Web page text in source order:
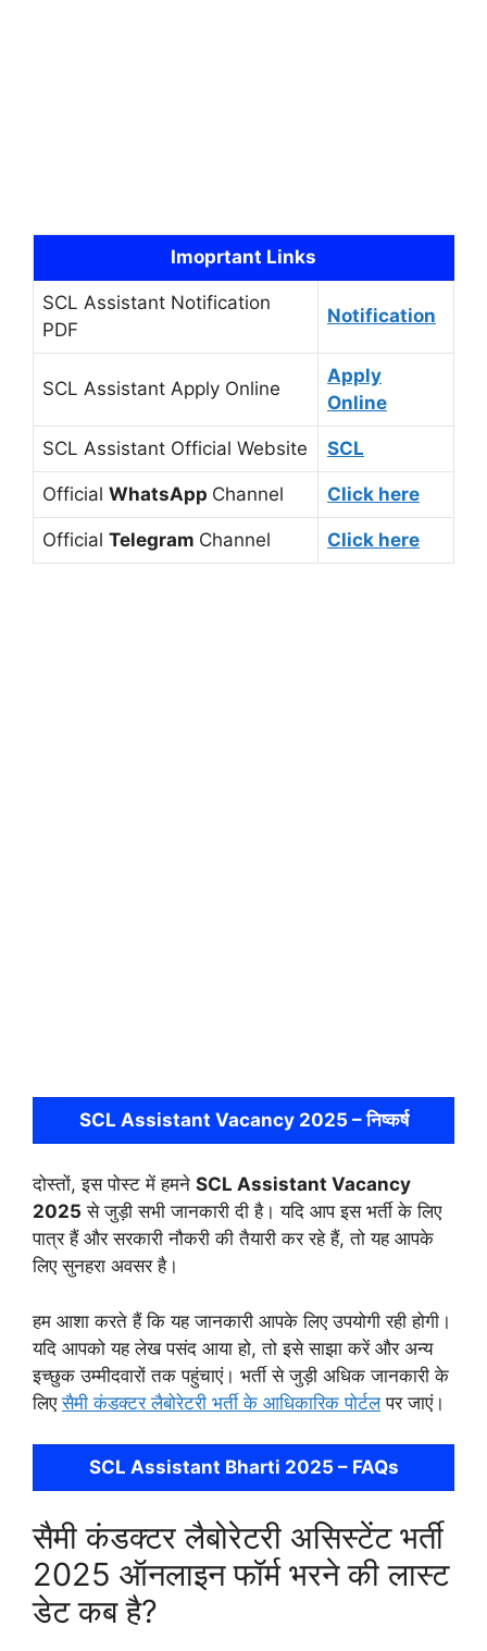
Imoprtant Links
SCL Assistant Notification
PDF
Notification
SCL Assistant Apply Online
Apply
Online
SCL Assistant Official Website SCL
Official WhatsApp Channel Click here
Official Telegram Channel Click here
SCL Assistant Vacancy 2025 – निष्कर्ष
दोस्तों, इस पोस्ट में हमने SCL Assistant Vacancy
2025 से जुड़ी सभी जानकारी दी है। यदि आप इस भर्ती के लिए
पात्र हैं और सरकारी नौकरी की तैयारी कर रहे हैं, तो यह आपके
लिए सुनहरा अवसर है।
हम आशा करते हैं कि यह जानकारी आपके लिए उपयोगी रही होगी।
यदि आपको यह लेख पसंद आया हो, तो इसे साझा करें और अन्य
इच्छुक उम्मीदवारों तक पहुंचाएं। भर्ती से जुड़ी अधिक जानकारी के
लिएसैमी कंडक्टर लैबोरेटरी भर्ती के आधिकारिक पोर्टलपर जाएं।
SCL Assistant Bharti 2025 – FAQs
सैमी कंडक्टर लैबोरेटरी असिस्टेंट भर्ती
2025 ऑनलाइन फॉर्म भरने की लास्ट
डेट कब है?